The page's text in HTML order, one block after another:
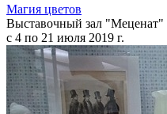
Магия цветов
Выставочный зал "Меценат"
с 4 по 21 июля 2019 г.